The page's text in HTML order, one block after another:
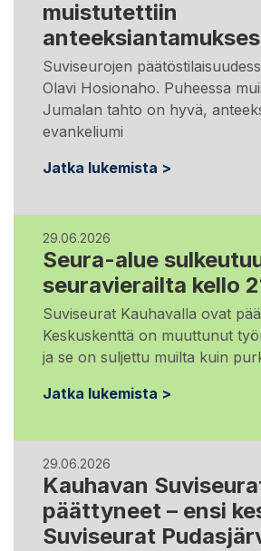
muistutettiin
Suviseurojen
Olavi Hosionaho. Puheessa
Jumalan tahto on hyvä,
evankeliumi
Jatka lukemista >
29.06.2026
Seura-alue
seuravierailta kello
Suviseurat Kauhavalla ovat
Keskuskenttä on muuttunut
ja se on suljettu muilta kuin
Jatka lukemista >
29.06.2026
Kauhavan
päättyneet – ensi
Suviseurat